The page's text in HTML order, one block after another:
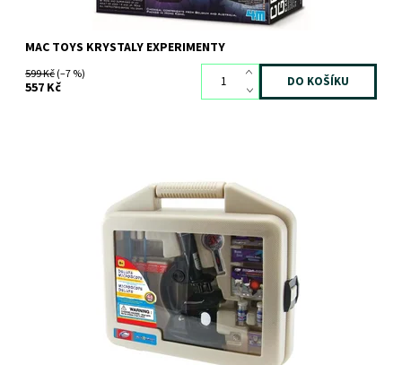
MAC TOYS KRYSTALY EXPERIMENTY
599 Kč(–7 %)
557 Kč
Skladem>3 ks
7343
MAC TOYS